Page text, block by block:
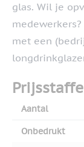
glas. Wil je
met een
Aantal
Onbedrukt